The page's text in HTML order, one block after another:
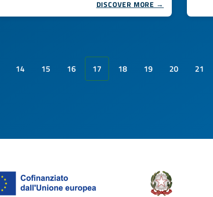
DISCOVER MORE →
14 15 16 17 18 19 20 21